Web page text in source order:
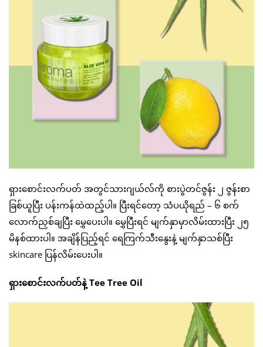
ရှားစောင်းလက်ပတ် အတွင်သားဂျယ်လ်ကို စားပွဲတင်ဇွန်း ၂ ဇွန်းစာ
ခြစ်ယူပြီး ပန်းကန်ထဲထည့်ပါ။ ပြီးရင်တော့ သံပယိုရည် – ၆ စက်
လောက်ညှစ်ချပြီး မွှေပေးပါ။ မွှေပြီးရင် မျက်နှာမှာလိမ်းထားပြီး ၂၅
မိနစ်ထားပါ။ အချိန်ပြည့်ရင် ရေကြက်သီးနွေးနဲ့ မျက်နှာသစ်ပြီး
skincare ပြန်လိမ်းပေးပါ။
ရှားစောင်းလက်ပတ်နဲ့ Tee Tree Oil